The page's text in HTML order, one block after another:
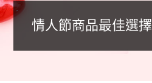
情人節商品最佳選擇